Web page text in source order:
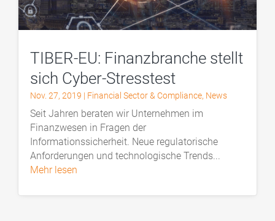
TIBER-EU: Finanzbranche stellt
sich Cyber-Stresstest
Nov. 27, 2019 | Financial Sector & Compliance, News
Seit Jahren beraten wir Unternehmen im
Finanzwesen in Fragen der
Informationssicherheit. Neue regulatorische
Anforderungen und technologische Trends...
mehr lesen